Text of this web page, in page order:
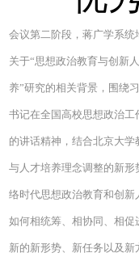
会议第二阶段，蒋广学系统
关于“思想政治教育与创新
养”研究的相关背景，围绕
书记在全国高校思想政治工
的讲话精神，结合北京大学
与人才培养理念调整的新形
络时代思想政治教育和创新
如何相统筹、相协同、相促
新的新形势、新任务以及新